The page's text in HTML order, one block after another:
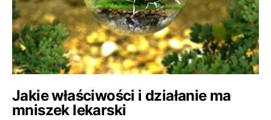
Jakie właściwości i działanie ma
mniszek lekarski